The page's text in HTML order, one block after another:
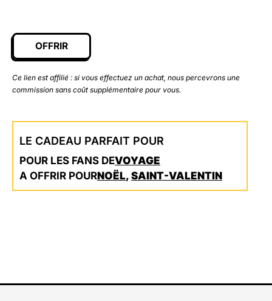
OFFRIR
Ce lien est affilié : si vous effectuez un achat, nous percevrons une
commission sans coût supplémentaire pour vous.
LE CADEAU PARFAIT POUR
POUR LES FANS DEVOYAGE
A OFFRIR POURNOËL, SAINT-VALENTIN